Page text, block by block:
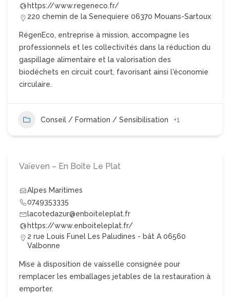
https://www.regeneco.fr/
220 chemin de la Senequiere 06370 Mouans-Sartoux
RégenEco, entreprise à mission, accompagne les
professionnels et les collectivités dans la réduction du
gaspillage alimentaire et la valorisation des
biodéchets en circuit court, favorisant ainsi l'économie
circulaire.
Conseil / Formation / Sensibilisation +1
Vaïeven – En Boîte Le Plat
Alpes Maritimes
0749353335
lacotedazur@enboiteleplat.fr
https://www.enboiteleplat.fr/
2 rue Louis Funel Les Paludines - bât A 06560
Valbonne
Mise à disposition de vaisselle consignée pour
remplacer les emballages jetables de la restauration à
emporter.